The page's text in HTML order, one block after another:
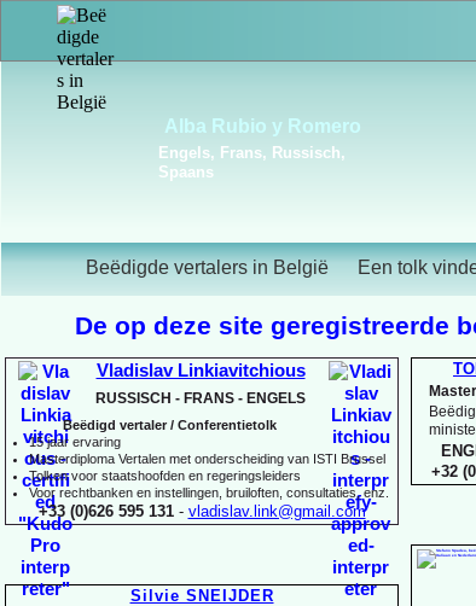
Beëdigde vertalers in België Een tolk
Frédérique Christiaens
Engels, Frans, Portugees,
Spaans
De op deze site geregistreerde
+32
Vladislav Linkiavitchious
RUSSISCH - FRANS - ENGELS
Beëdigd vertaler / Conferentietolk
15 jaar ervaring
Masterdiploma Vertalen met onderscheiding van ISTI Brussel
Tolken voor staatshoofden en regeringsleiders
Voor rechtbanken en instellingen, bruiloften, consultaties, enz.
+33 (0)626 595 131- vladislav.link@gmail.com
Silvie SNEIJDER